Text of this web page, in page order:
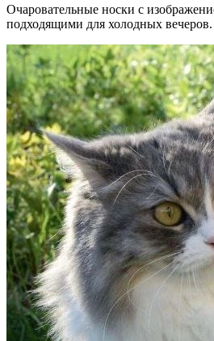
Очаровательные носки с
подходящими для холодных вечеров.